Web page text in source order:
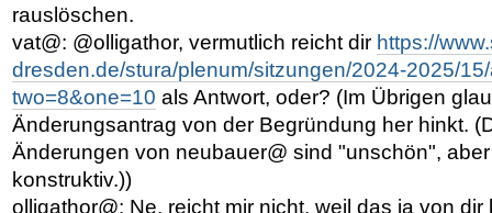
rauslöschen.
vat@: @olligathor, vermutlich reicht dir https://
dresden.de/stura/plenum/sitzungen/2024-2025/
two=8&one=10 als Antwort, oder? (Im Übrigen
Änderungsantrag von der Begründung her hinkt.
Änderungen von neubauer@ sind "unschön",
konstruktiv.))
olligathor@: Ne, reicht mir nicht, weil das ja von